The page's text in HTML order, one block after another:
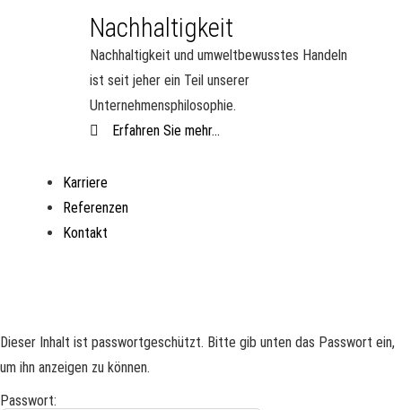
Nachhaltigkeit
Nachhaltigkeit und umweltbewusstes Handeln
ist seit jeher ein Teil unserer
Unternehmensphilosophie.
Erfahren Sie mehr...
Karriere
Referenzen
Kontakt
Dieser Inhalt ist passwortgeschützt. Bitte gib unten das Passwort ein,
um ihn anzeigen zu können.
Passwort: